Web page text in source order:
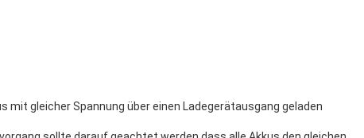
mit gleicher Spannung über einen Ladegerätausgang geladen